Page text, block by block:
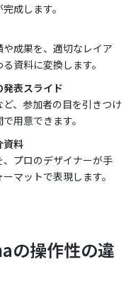
成します。
成果を、適切なレイア
資料に変換します。
表スライド
、参加者の目を引きつけ
用意できます。
資料
プロのデザイナーが手
マットで表現します。
の操作性の違